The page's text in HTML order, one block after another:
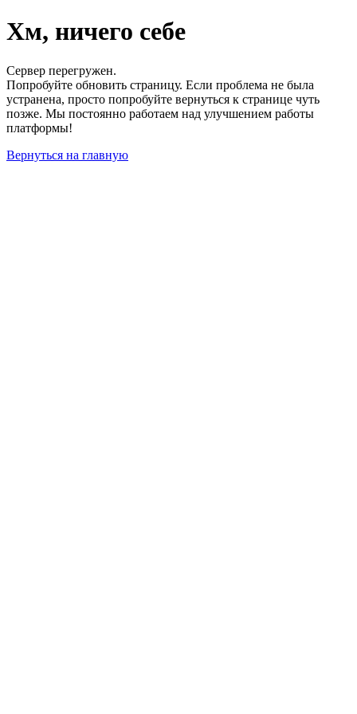
Хм, ничего себе
Сервер перегружен.
Попробуйте обновить страницу. Если проблема не была
устранена, просто попробуйте вернуться к странице чуть
позже. Мы постоянно работаем над улучшением работы
платформы!
Вернуться на главную